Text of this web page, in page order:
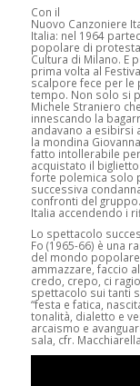
Con il
Nuovo Canzoniere
Italia: nel 1964
popolare di protesta
Cultura di Milano. E
prima volta al
scalpore fece per le
tempo. Non solo si
Michele Straniero
innescando la
andavano a esibirsi
la mondina
fatto intollerabile
acquistato il
forte polemica solo
successiva
confronti del
Italia accendendo i
Lo spettacolo
Fo (1965-66) è una
del mondo
ammazzare, faccio
credo, crepo, ci
spettacolo sui tanti
“festa e fatica,
tonalità, dialetto e
arcaismo e
sala, cfr.